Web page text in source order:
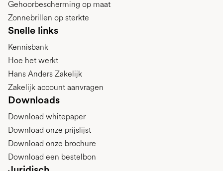
Gehoorbescherming op maat
Zonnebrillen op sterkte
Snelle links
Kennisbank
Hoe het werkt
Hans Anders Zakelijk
Zakelijk account aanvragen
Downloads
Download whitepaper
Download onze prijslijst
Download onze brochure
Download een bestelbon